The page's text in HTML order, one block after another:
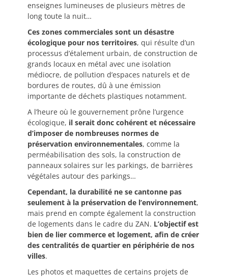
enseignes lumineuses de plusieurs mètres de
long toute la nuit…
Ces zones commerciales sont un désastre
écologique pour nos territoires, qui résulte d’un
processus d’étalement urbain, de construction de
grands locaux en métal avec une isolation
médiocre, de pollution d’espaces naturels et de
bordures de routes, dû à une émission
importante de déchets plastiques notamment.
A l’heure où le gouvernement prône l’urgence
écologique, il serait donc cohérent et nécessaire
d’imposer de nombreuses normes de
préservation environnementales, comme la
perméabilisation des sols, la construction de
panneaux solaires sur les parkings, de barrières
végétales autour des parkings…
Cependant, la durabilité ne se cantonne pas
seulement à la préservation de l’environnement,
mais prend en compte également la construction
de logements dans le cadre du ZAN. L’objectif est
bien de lier commerce et logement, afin de créer
des centralités de quartier en périphérie de nos
villes.
Les photos et maquettes de certains projets de